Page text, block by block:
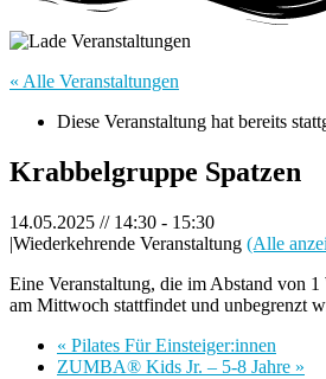
« Alle Veranstaltungen
Diese Veranstaltung hat bereits
Krabbelgruppe Spatzen
14.05.2025 // 14:30 - 15:30
|Wiederkehrende Veranstaltung (Alle
Eine Veranstaltung, die im Abstand von
am Mittwoch stattfindet und unbegrenzt
« Pilates Für Einsteiger:innen
ZUMBA® Kids Jr. – 5-8 Jahre »